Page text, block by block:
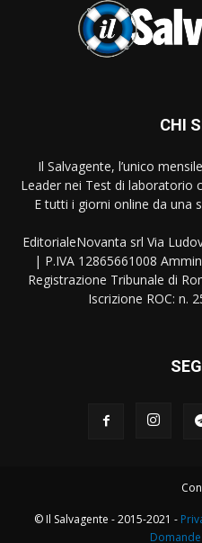
CHI
Il Salvagente, l’unico
Leader nei Test di laboratorio
E tutti i giorni online da una
EditorialeNovanta srl Via
| P.IVA 12865661008
Registrazione Tribunale di
Iscrizione ROC: n.
© Il Salvagente - 2015-2021 -